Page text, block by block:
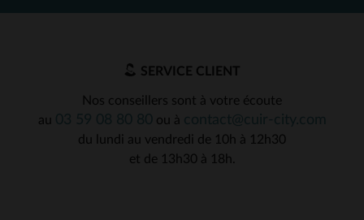
SERVICE CLIENT
Nos conseillers sont à votre écoute
au
ou à
du lundi au vendredi de 10h à 12h30
et de 13h30 à 18h.